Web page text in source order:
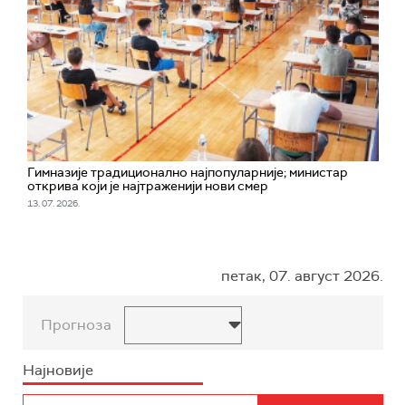
Гимназије традиционално најпопуларније; министар
открива који је најтраженији нови смер
13. 07. 2026.
петак, 07. август 2026.
Прогноза
Најновије